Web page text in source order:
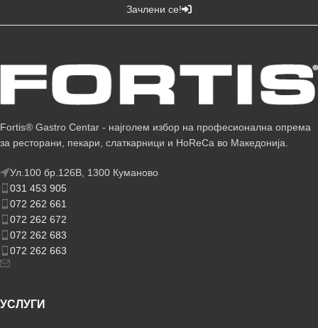
Зачлени се!
Fortis® Gastro Centar - најголем избор на професионална опрема
за ресторани, пекари, слаткарници и HoReCa во Македонија.
Ул.100 бр.126В, 1300 Куманово
031 453 905
072 262 661
072 262 672
072 262 683
072 262 663
УСЛУГИ